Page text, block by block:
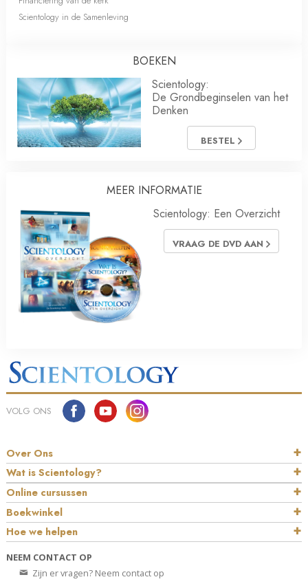
Scientology in de Samenleving
BOEKEN
Scientology:
De Grondbeginselen van het
Denken
BESTEL
MEER INFORMATIE
Scientology: Een Overzicht
VRAAG DE DVD AAN
VOLG ONS
Over Ons
Wat is Scientology?
Online cursussen
Boekwinkel
Hoe we helpen
NEEM CONTACT OP
Zijn er vragen? Neem contact op